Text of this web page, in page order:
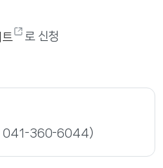
로 신청
041-360-6044)